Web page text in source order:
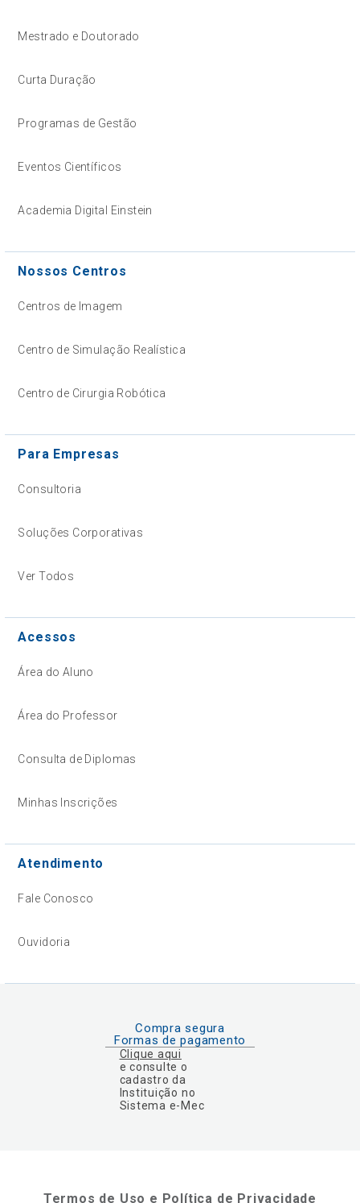
Mestrado e Doutorado
Curta Duração
Programas de Gestão
Eventos Científicos
Academia Digital Einstein
Nossos Centros
Centros de Imagem
Centro de Simulação Realística
Centro de Cirurgia Robótica
Para Empresas
Consultoria
Soluções Corporativas
Ver Todos
Acessos
Área do Aluno
Área do Professor
Consulta de Diplomas
Minhas Inscrições
Atendimento
Fale Conosco
Ouvidoria
Compra segura
Formas de pagamento
Clique aqui
e consulte o
cadastro da
Instituição no
Sistema e-Mec
Termos de Uso e Política de Privacidade